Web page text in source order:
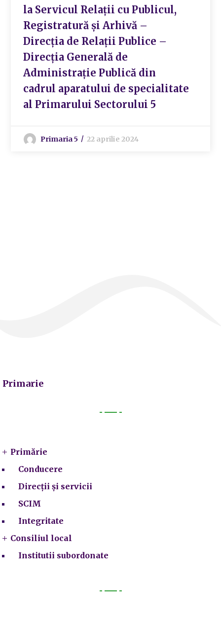
la Servicul Relații cu Publicul,
Registratură și Arhivă –
Direcția de Relații Publice –
Direcția Generală de
Administrație Publică din
cadrul aparatului de specialitate
al Primarului Sectorului 5
Primaria 5 22 aprilie 2024
Primarie
Primărie
Conducere
Direcții și servicii
SCIM
Integritate
Consiliul local
Institutii subordonate